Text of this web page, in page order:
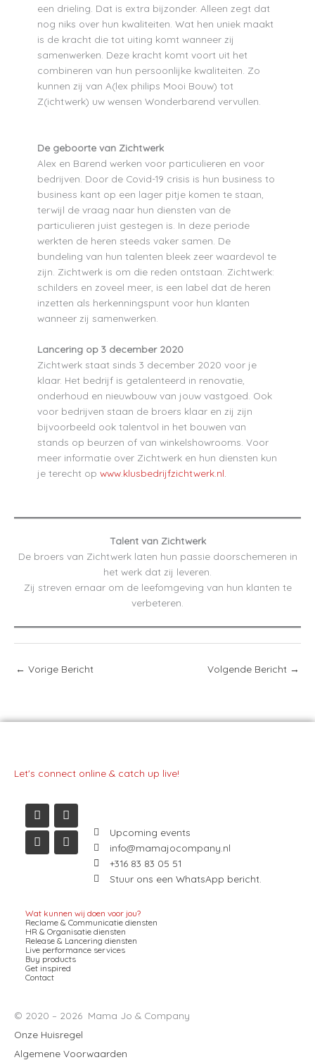
een drieling. Dat is extra bijzonder. Alleen zegt dat
nog niks over hun kwaliteiten. Wat hen uniek maakt
is de kracht die tot uiting komt wanneer zij
samenwerken. Deze kracht komt voort uit het
combineren van hun persoonlijke kwaliteiten. Zo
kunnen zij van A(lex philips Mooi Bouw) tot
Z(ichtwerk) uw wensen Wonderbarend vervullen.
De geboorte van Zichtwerk
Alex en Barend werken voor particulieren en voor
bedrijven. Door de Covid-19 crisis is hun business to
business kant op een lager pitje komen te staan,
terwijl de vraag naar hun diensten van de
particulieren juist gestegen is. In deze periode
werkten de heren steeds vaker samen. De
bundeling van hun talenten bleek zeer waardevol te
zijn. Zichtwerk is om die reden ontstaan. Zichtwerk:
schilders en zoveel meer, is een label dat de heren
inzetten als herkenningspunt voor hun klanten
wanneer zij samenwerken.
Lancering op 3 december 2020
Zichtwerk staat sinds 3 december 2020 voor je
klaar. Het bedrijf is getalenteerd in renovatie,
onderhoud en nieuwbouw van jouw vastgoed. Ook
voor bedrijven staan de broers klaar en zij zijn
bijvoorbeeld ook talentvol in het bouwen van
stands op beurzen of van winkelshowrooms. Voor
meer informatie over Zichtwerk en hun diensten kun
je terecht op www.klusbedrijfzichtwerk.nl
Talent van Zichtwerk
De broers van Zichtwerk laten hun passie doorschemeren in
het werk dat zij leveren.
Zij streven ernaar om de leefomgeving van hun klanten te
verbeteren.
← Vorige Bericht Volgende Bericht →
Let's connect online & catch up live!
s
t
a
g
r
c
e
b
o
o
n
k
e
d
i
u
t
u
b
e
Upcoming events
info@mamajocompany.nl
+316 83 83 05 51
Stuur ons een WhatsApp bericht.
Wat kunnen wij doen voor jou?
Reclame & Communicatie diensten
HR & Organisatie diensten
Release & Lancering diensten
Live performance services
Buy products
Get inspired
Contact
© 2020 – 2026 Mama Jo & Company
Onze Huisregel
Algemene Voorwaarden